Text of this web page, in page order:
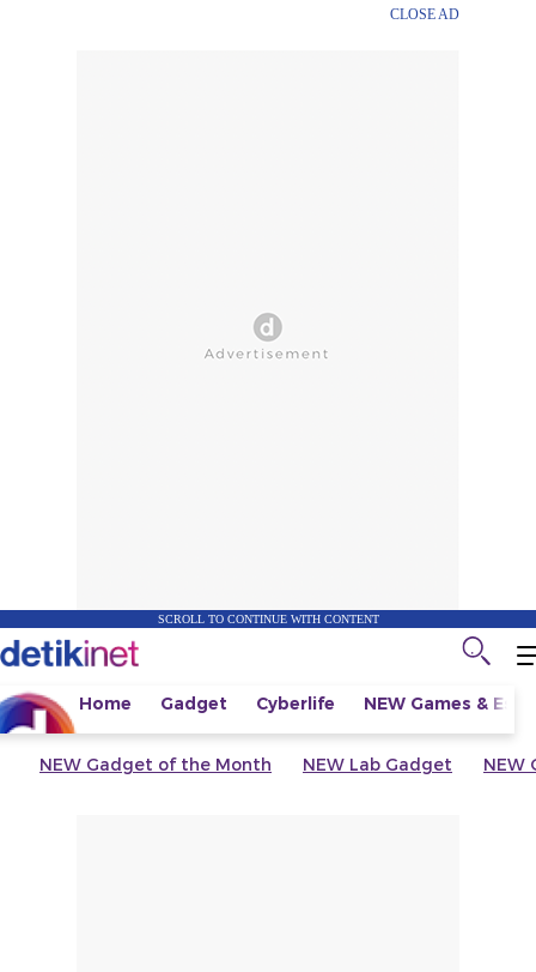
CLOSE AD
SCROLL TO CONTINUE WITH CONTENT
Home Gadget Cyberlife NEW Games &
NEW Gadget of the Month NEW Lab Gadget NEW